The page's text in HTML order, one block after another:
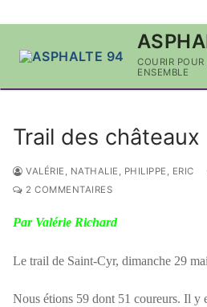
COURIR POUR
ENSEMBLE
Trail des châteaux
VALÉRIE, NATHALIE, PHILIPPE, ERIC
2 COMMENTAIRES
Par Valérie Richard
Le trail de Saint-Cyr, dimanche 29
Nous étions 59 dont 51 coureurs. Il y